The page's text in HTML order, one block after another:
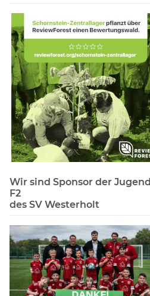
Wir sind Sponsor der Jugend
F2
des SV Westerholt